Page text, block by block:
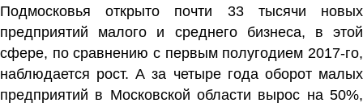
Подмосковья открыто почти 33 тысячи новых
предприятий малого и среднего бизнеса, в этой
сфере, по сравнению с первым полугодием 2017-го,
наблюдается рост. А за четыре года оборот малых
предприятий в Московской области вырос на 50%,